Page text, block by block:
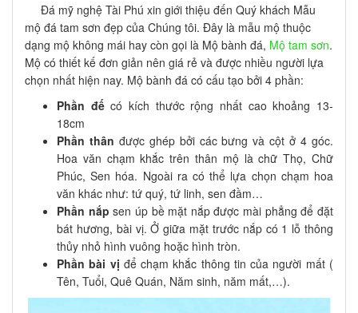
Đá mỹ nghệ Tài Phú xin giới thiệu đến Quý khách Mẫu
mộ đá tam sơn đẹp của Chúng tôi. Đây là mẫu mộ thuộc
dạng mộ không mái hay còn gọi là Mộ bành đá, Mộ tam sơn.
Mộ có thiết kế đơn giản nên giá rẻ và được nhiều người lựa
chọn nhất hiện nay. Mộ bành đá có cấu tạo bởi 4 phần:
Phần đếcó kích thước rộng nhất cao khoảng 13-
18cm
Phần thân được ghép bởi các bưng và cột ở 4 góc.
Hoa văn chạm khắc trên thân mộ là chữ Thọ, Chữ
Phúc, Sen hóa. Ngoài ra có thể lựa chọn chạm hoa
văn khác như: tứ quý, tứ linh, sen đầm…
Phần nắp sen úp bề mặt nắp được mài phẳng để đặt
bát hương, bài vị. Ở giữa mặt trước nắp có 1 lỗ thông
thủy nhỏ hình vuông hoặc hình tròn.
Phần bài vị để chạm khắc thông tin của người mất (
Tên, Tuổi, Quê Quán, Năm sinh, năm mất,…).